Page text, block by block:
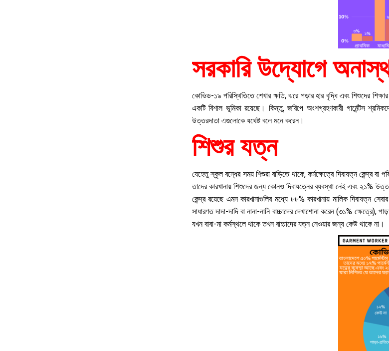
সরকারি উদ্যোগে
কোভিড-১৯ পরিস্থিতিতে শেখার ক্ষতি, ঝরে পড়ার হার বৃদ্ধি এবং শিশুদের
একটি বিশাল ভূমিকা রয়েছে। কিন্তু, জরিপে অংশগ্রহণকারী গার্মেন্টস
উত্তরদাতা এগুলোকে যথেষ্ট বলে মনে করেন।
শিশুর যত্ন
যেহেতু স্কুল বন্ধের সময় শিশুরা বাড়িতে থাকে, কর্মক্ষেত্রে দিবাযত্ন কেন্দ্র
তাদের কারখানায় শিশুদের জন্য কোনও দিবাযত্নের ব্যবস্থা নেই এবং ২১%
কেন্দ্র রয়েছে এমন কারখানাগুলির মধ্যে ৮৮% কারখানায় মালিক দিবাযত্ন
সাধারণত দাদা-দাদি বা নানা-নানি বাচ্চাদের দেখাশোনা করেন (৩১%
যখন বাবা-মা কর্মস্থলে থাকে তখন বাচ্চাদের যত্ন নেওয়ার জন্য কেউ থাকে না।